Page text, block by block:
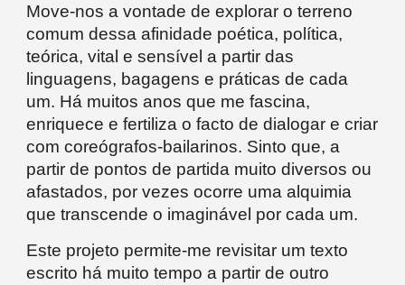
Move-nos a vontade de explorar o terreno
comum dessa afinidade poética, política,
teórica, vital e sensível a partir das
linguagens, bagagens e práticas de cada
um. Há muitos anos que me fascina,
enriquece e fertiliza o facto de dialogar e criar
com coreógrafos-bailarinos. Sinto que, a
partir de pontos de partida muito diversos ou
afastados, por vezes ocorre uma alquimia
que transcende o imaginável por cada um.
Este projeto permite-me revisitar um texto
escrito há muito tempo a partir de outro